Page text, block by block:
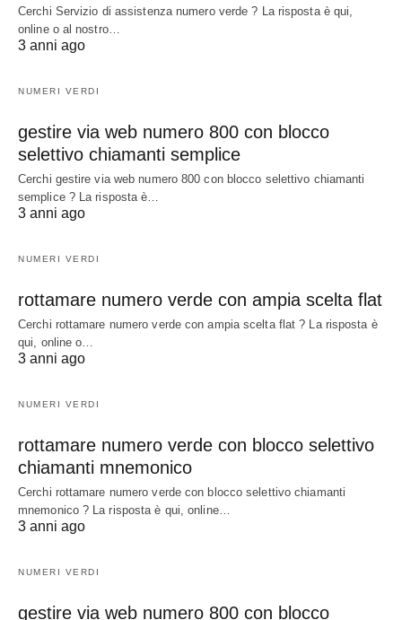
Cerchi Servizio di assistenza numero verde ? La risposta è qui,
online o al nostro…
3 anni ago
NUMERI VERDI
gestire via web numero 800 con blocco
selettivo chiamanti semplice
Cerchi gestire via web numero 800 con blocco selettivo chiamanti
semplice ? La risposta è…
3 anni ago
NUMERI VERDI
rottamare numero verde con ampia scelta flat
Cerchi rottamare numero verde con ampia scelta flat ? La risposta è
qui, online o…
3 anni ago
NUMERI VERDI
rottamare numero verde con blocco selettivo
chiamanti mnemonico
Cerchi rottamare numero verde con blocco selettivo chiamanti
mnemonico ? La risposta è qui, online…
3 anni ago
NUMERI VERDI
gestire via web numero 800 con blocco